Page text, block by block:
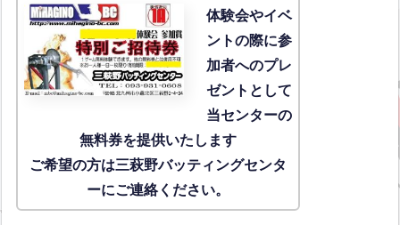
体験会やイベ
ントの際に参
加者へのプレ
ゼントとして
当センターの
無料券を提供いたします
ご希望の方は三萩野バッティングセンタ
ーにご連絡ください。